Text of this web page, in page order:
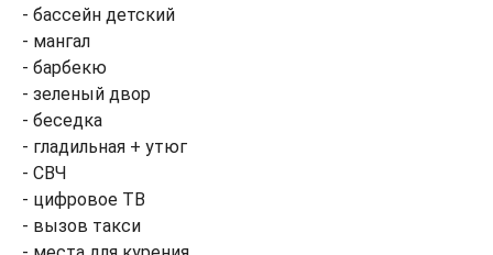
- бассейн детский
- мангал
- барбекю
- зеленый двор
- беседка
- гладильная + утюг
- СВЧ
- цифровое ТВ
- вызов такси